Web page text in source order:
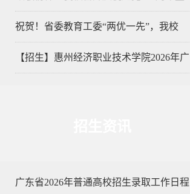
祝贺！省委教育工委“两优一先”，我校
【招生】惠州经济职业技术学院2026年广
广东省2026年普通高校招生录取工作日程